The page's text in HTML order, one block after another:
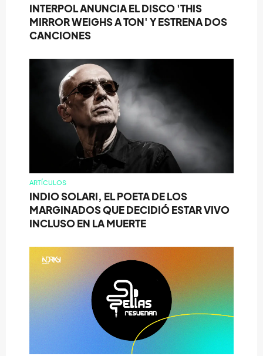
INTERPOL ANUNCIA EL DISCO 'THIS
MIRROR WEIGHS A TON' Y ESTRENA DOS
CANCIONES
ARTÍCULOS
INDIO SOLARI, EL POETA DE LOS
MARGINADOS QUE DECIDIÓ ESTAR VIVO
INCLUSO EN LA MUERTE